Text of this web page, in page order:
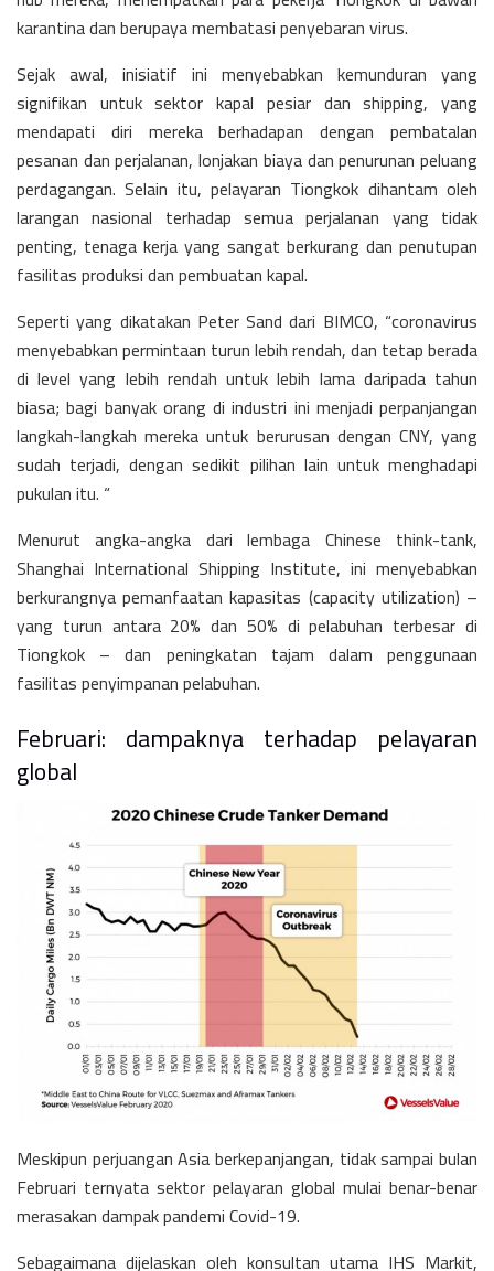
karantina dan berupaya membatasi penyebaran virus.
Sejak awal, inisiatif ini menyebabkan kemunduran yang
signifikan untuk sektor kapal pesiar dan shipping, yang
mendapati diri mereka berhadapan dengan pembatalan
pesanan dan perjalanan, lonjakan biaya dan penurunan peluang
perdagangan. Selain itu, pelayaran Tiongkok dihantam oleh
larangan nasional terhadap semua perjalanan yang tidak
penting, tenaga kerja yang sangat berkurang dan penutupan
fasilitas produksi dan pembuatan kapal.
Seperti yang dikatakan Peter Sand dari BIMCO, “coronavirus
menyebabkan permintaan turun lebih rendah, dan tetap berada
di level yang lebih rendah untuk lebih lama daripada tahun
biasa; bagi banyak orang di industri ini menjadi perpanjangan
langkah-langkah mereka untuk berurusan dengan CNY, yang
sudah terjadi, dengan sedikit pilihan lain untuk menghadapi
pukulan itu. “
Menurut angka-angka dari lembaga Chinese think-tank,
Shanghai International Shipping Institute, ini menyebabkan
berkurangnya pemanfaatan kapasitas (capacity utilization) –
yang turun antara 20% dan 50% di pelabuhan terbesar di
Tiongkok – dan peningkatan tajam dalam penggunaan
fasilitas penyimpanan pelabuhan.
Februari: dampaknya terhadap pelayaran
global
Meskipun perjuangan Asia berkepanjangan, tidak sampai bulan
Februari ternyata sektor pelayaran global mulai benar-benar
merasakan dampak pandemi Covid-19.
Sebagaimana dijelaskan oleh konsultan utama IHS Markit,